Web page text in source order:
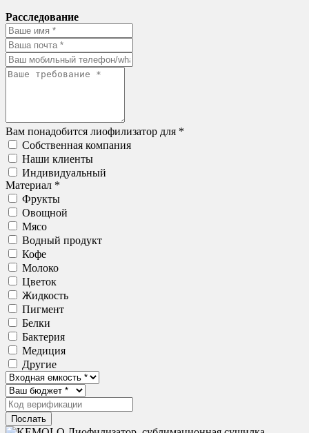
Расследование
Вам понадобится лиофилизатор для *
Собственная компания
Наши клиенты
Индивидуальный
Материал *
Фрукты
Овощной
Мясо
Водный продукт
Кофе
Молоко
Цветок
Жидкость
Пигмент
Белки
Бактерия
Медиция
Другие
Послать